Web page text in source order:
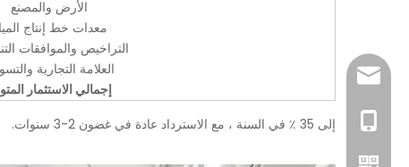
الأرض والمصنع
معدات خط إنتاج
التراخيص والموافقات
العلامة التجارية
إجمالي الاستثمار
إلى 35 ٪ في السنة ، مع الاسترداد عادة في غضون 2-3 سنوات.
0086-